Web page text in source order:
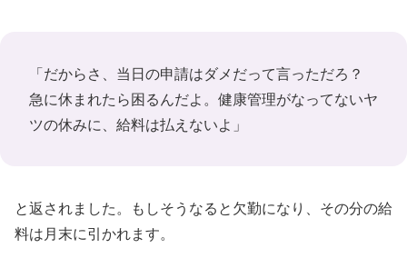
「だからさ、当日の申請はダメだって言っただろ？
急に休まれたら困るんだよ。健康管理がなってないヤ
ツの休みに、給料は払えないよ」
と返されました。もしそうなると欠勤になり、その分の給
料は月末に引かれます。